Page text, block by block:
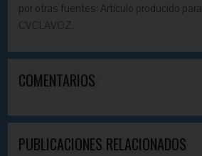
por otras fuentes: Artículo producido para
CVCLAVOZ.
COMENTARIOS
PUBLICACIONES RELACIONADOS